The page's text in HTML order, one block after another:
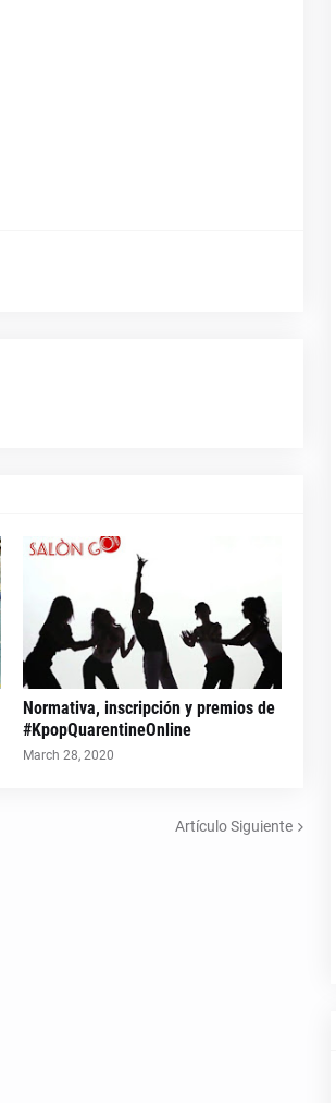
Normativa, inscripción y premios de
#KpopQuarentineOnline
March 28, 2020
Artículo Siguiente